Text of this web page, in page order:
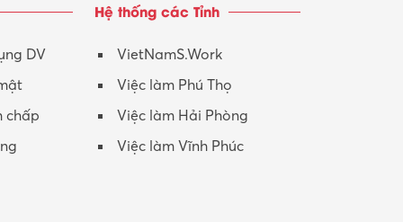
Nhân viên CSKH
Phục vụ khác
Promotion Girl (PG)
DV
chấp
Hệ thống các Tỉnh
VietNamS.Work
Việc làm Phú Thọ
Việc làm Hải Phòng
Việc làm Vĩnh Phúc